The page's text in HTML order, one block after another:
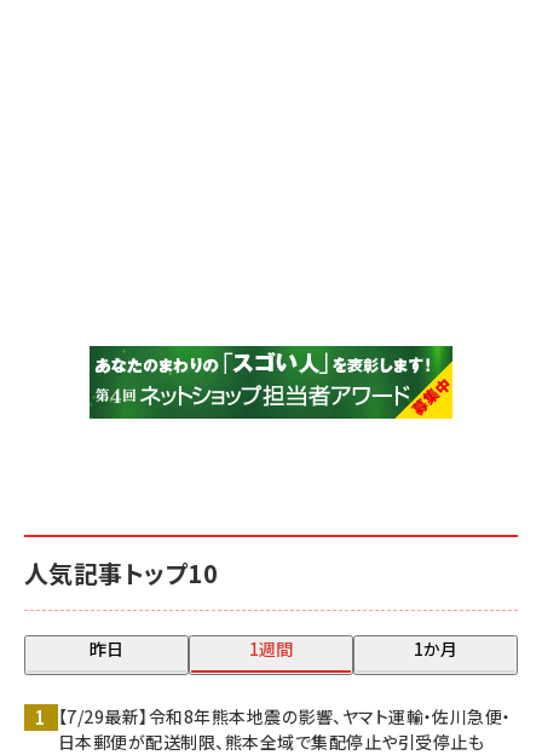
人気記事トップ10
昨日 1週間 1か月
【7/29最新】令和8年熊本地震の影響、ヤマト運輸・佐川急便・
日本郵便が配送制限、熊本全域で集配停止や引受停止も